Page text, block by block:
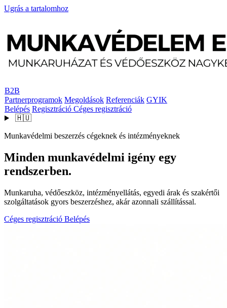
Ugrás a tartalomhoz
B2B
Partnerprogramok Megoldások Referenciák GYIK
Belépés Regisztráció Céges regisztráció
🇭🇺
Munkavédelmi beszerzés cégeknek és intézményeknek
Minden munkavédelmi igény egy
rendszerben.
Munkaruha, védőeszköz, intézményellátás, egyedi árak és szakértői
szolgáltatások gyors beszerzéshez, akár azonnali szállítással.
Céges regisztráció Belépés